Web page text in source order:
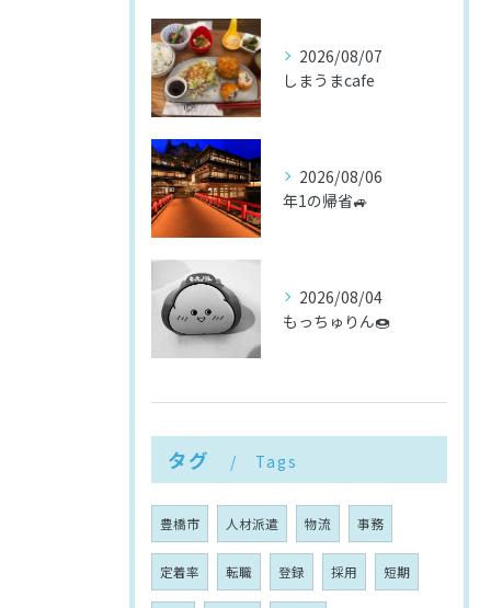
2026/08/07
しまうまcafe
2026/08/06
年1の帰省🚙
2026/08/04
もっちゅりん🍩
タグ Tags
豊橋市 人材派遣 物流 事務
定着率 転職 登録 採用 短期